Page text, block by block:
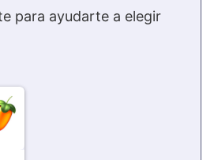
para ayudarte a elegir